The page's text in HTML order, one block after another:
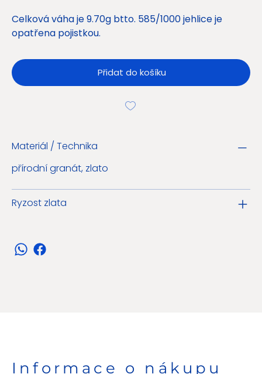
Celková váha je 9.70g btto. 585/1000 jehlice je
opatřena pojistkou.
Přidat do košíku
Materiál / Technika
přírodní granát, zlato
Ryzost zlata
Informace o nákupu